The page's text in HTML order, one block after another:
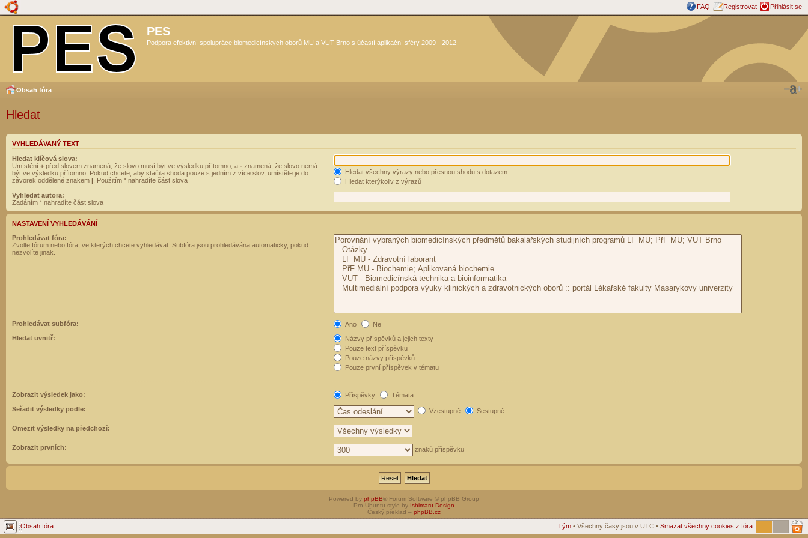
FAQ Registrovat Přihlásit se
PES
Podpora efektivní spolupráce biomedicínských oborů MU a VUT Brno s účastí aplikační sféry 2009 - 2012
Obsah fóra
Hledat
VYHLEDÁVANÝ TEXT
Hledat klíčová slova:
Umístění + před slovem znamená, že slovo musí být ve výsledku přítomno, a - znamená, že slovo nemá
být ve výsledku přítomno. Pokud chcete, aby stačila shoda pouze s jedním z více slov, umístěte je do
závorek oddělené znakem | . Použitím * nahradíte část slova
Hledat všechny výrazy nebo přesnou shodu s dotazem
Hledat kterýkoliv z výrazů
Vyhledat autora:
Zadáním * nahradíte část slova
NASTAVENÍ VYHLEDÁVÁNÍ
Prohledávat fóra:
Zvolte fórum nebo fóra, ve kterých chcete vyhledávat. Subfóra jsou prohledávána automaticky, pokud
nezvolíte jinak.
Prohledávat subfóra: Ano
Ne
Hledat uvnitř:
Názvy příspěvků a jejich texty
Pouze text příspěvku
Pouze názvy příspěvků
Pouze první příspěvek v tématu
Zobrazit výsledek jako: Příspěvky
Témata
Seřadit výsledky podle:
Vzestupně Sestupně
Omezit výsledky na předchozí:
Zobrazit prvních: znaků příspěvku
Powered by phpBB® Forum Software © phpBB Group
Pro Ubuntu style by Ishimaru Design
Český překlad – phpBB.cz
Obsah fóra Tým • Všechny časy jsou v UTC • Smazat všechny cookies z fóra